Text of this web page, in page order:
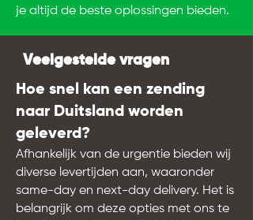
je altijd de beste oplossingen bieden.
Veelgestelde vragen
Hoe snel kan een zending
naar Duitsland worden
geleverd?
Afhankelijk van de urgentie bieden wij
diverse levertijden aan, waaronder
same-day en next-day delivery. Het is
belangrijk om deze opties met ons te